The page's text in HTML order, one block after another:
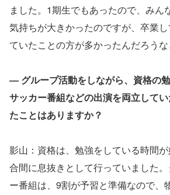
ました。1期生でもあったので、みん
気持ちが大きかったのですが、卒業
ていたことの方が多かったんだろうな
― グループ活動をしながら、資格の勉
サッカー番組などの出演を両立して
たことはありますか？
影山：資格は、勉強をしている時間
合間に息抜きとして行っていました
ー番組は、9割が予習と準備なので、